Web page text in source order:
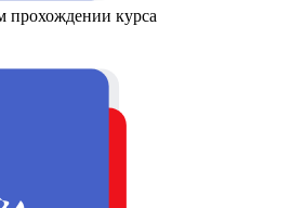
прохождении курса